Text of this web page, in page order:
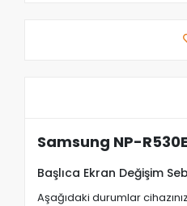
Samsung NP-
Başlıca Ekran Değişim
Aşağıdaki durumlar